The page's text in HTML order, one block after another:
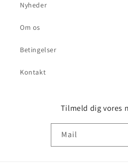
Nyheder
Om os
Betingelser
Kontakt
Tilmeld dig vores
Mail